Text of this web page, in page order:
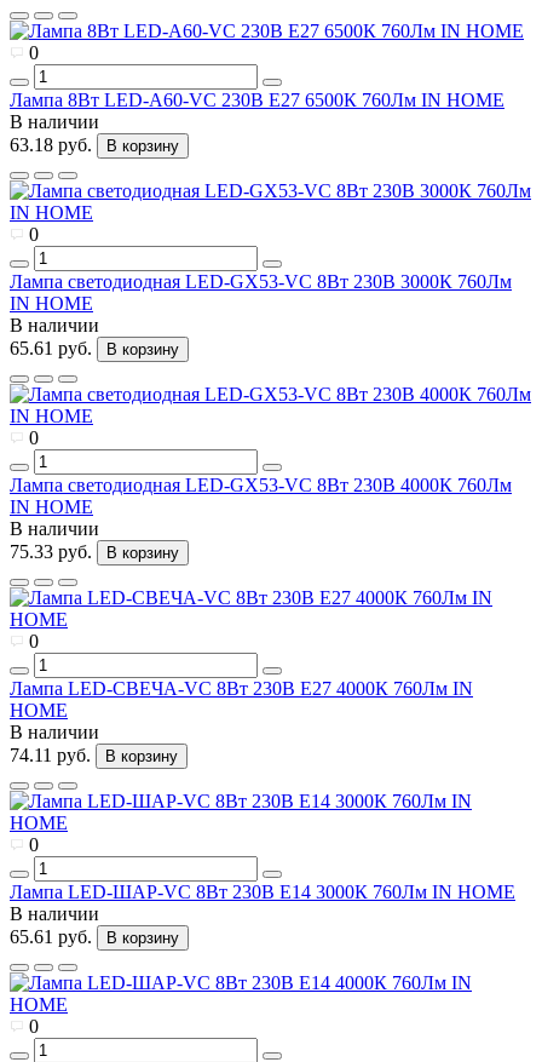
0
Лампа 8Вт LED-A60-VC 230В Е27 6500К 760Лм IN HOME
В наличии
63.18 руб.
В корзину
0
Лампа светодиодная LED-GX53-VC 8Вт 230В 3000К 760Лм
IN HOME
В наличии
65.61 руб.
В корзину
0
Лампа светодиодная LED-GX53-VC 8Вт 230В 4000К 760Лм
IN HOME
В наличии
75.33 руб.
В корзину
0
Лампа LED-СВЕЧА-VC 8Вт 230В Е27 4000К 760Лм IN
HOME
В наличии
74.11 руб.
В корзину
0
Лампа LED-ШАР-VC 8Вт 230В Е14 3000К 760Лм IN HOME
В наличии
65.61 руб.
В корзину
0